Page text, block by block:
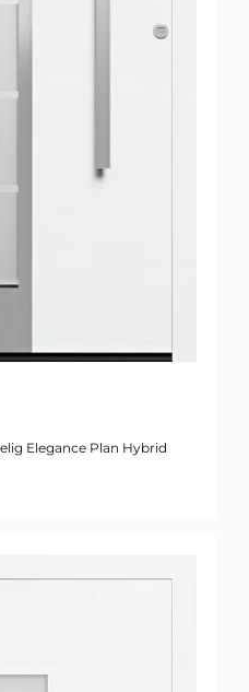
Elegance Plan Hybrid